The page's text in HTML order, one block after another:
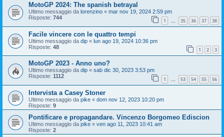
MotoGP 2024: The spanish betrayal
Ultimo messaggio da lorenzino « mar nov 19, 2024 2:59 pm
Risposte: 744 1 … 35 36 37 38
Facile vincere con le quattro tempi
Ultimo messaggio da dip « lun ago 19, 2024 10:36 pm
Risposte: 48 1 2 3
MotoGP 2023 - Anno uno?
Ultimo messaggio da dip « sab dic 30, 2023 3:53 pm
Risposte: 1112 1 … 53 54 55 56
Intervista a Casey Stoner
Ultimo messaggio da pike « dom nov 12, 2023 10:20 pm
Risposte: 9
Pontificare e propagandare. Vincenzo Borgomeo Ediscion
Ultimo messaggio da pike « ven ago 11, 2023 10:41 am
Risposte: 2